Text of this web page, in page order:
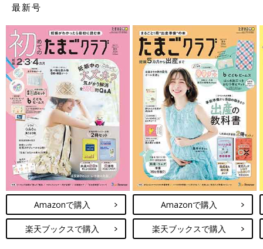
高橋暁子さん
PROFILE）
ITジャーナリスト。SNS、10代のネット利用、情報モラルリテラ
シーが専門。スマホやインターネット関連の事件やトラブル、
ICT教育に詳しいITジャーナリスト。成蹊大学客員特別教授。
『若者はLINEに「。」をつけない 大人のためのSNS講義』(講談
社+α新書)、『スマホで受験に失敗する子どもたち』（星海社新
書)など、単著・監修を含め30冊以上。NHK『あさイチ』『クロ
ーズアップ現代+』などテレビ出演多数。教育出版中学校国語の
最新号
Amazonで購入
楽天ブックスで購入
Amazonで購入
楽天ブックスで購入